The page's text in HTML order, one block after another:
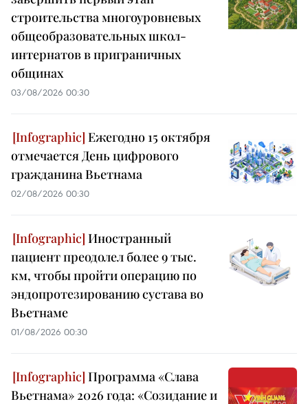
строительства многоуровневых
общеобразовательных школ-
интернатов в приграничных
общинах
03/08/2026 00:30
Ежегодно 15 октября
отмечается День цифрового
гражданина Вьетнама
02/08/2026 00:30
Иностранный
пациент преодолел более 9 тыс.
км, чтобы пройти операцию по
эндопротезированию сустава во
Вьетнаме
01/08/2026 00:30
Программа «Слава
Вьетнама» 2026 года: «Созидание и